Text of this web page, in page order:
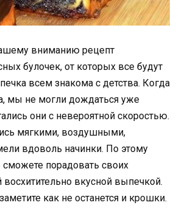
вниманию рецепт
булочек, от которых все будут
всем знакома с детства. Когда
мы не могли дождаться уже
они с невероятной скоростью.
мягкими, воздушными,
вдоволь начинки. По этому
порадовать своих
вкусной выпечкой.
как не останется и крошки.